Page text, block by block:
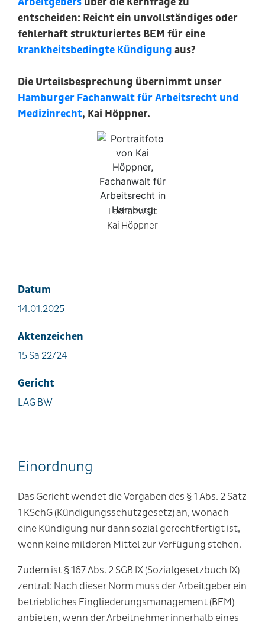
entscheiden: Reicht ein unvollständiges oder
fehlerhaft strukturiertes BEM für eine
krankheitsbedingte Kündigung aus?
Die Urteilsbesprechung übernimmt unser
Hamburger Fachanwalt für Arbeitsrecht und
Medizinrecht, Kai Höppner.
Fachanwalt
Kai Höppner
Datum
14.01.2025
Aktenzeichen
15 Sa 22/24
Gericht
LAG BW
Einordnung
Das Gericht wendet die Vorgaben des § 1 Abs. 2 Satz
1 KSchG (Kündigungsschutzgesetz) an, wonach
eine Kündigung nur dann sozial gerechtfertigt ist,
wenn keine milderen Mittel zur Verfügung stehen.
Zudem ist § 167 Abs. 2 SGB IX (Sozialgesetzbuch IX)
zentral: Nach dieser Norm muss der Arbeitgeber ein
betriebliches Eingliederungsmanagement (BEM)
anbieten, wenn der Arbeitnehmer innerhalb eines